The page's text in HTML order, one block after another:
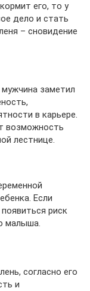
его, то у
дело и стать
– сновидение
заметил
в карьере.
возможность
лестнице.
Если
риск
малыша.
согласно его
и